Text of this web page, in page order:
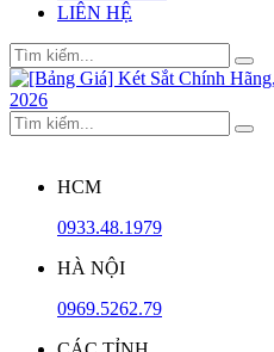
LIÊN HỆ
HCM
0933.48.1979
HÀ NỘI
0969.5262.79